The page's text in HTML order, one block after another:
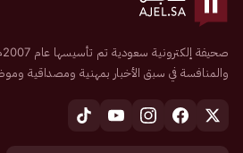
والمنافسة في سبق الأخبار بمهنية ومصداقية